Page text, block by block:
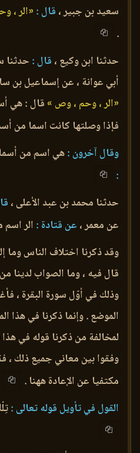
سعيد بن جبير ، قال : «الر ،
.
حدثنا ابن وكيع ، قال : حدثنا
أبي عوانة ، عن إسماعيل بن
«الر ، وحم ، وص » قال : هي
فإذا وصلتها كانت اسما من
وقال آخرون :هي اسم من
:
حدثنا محمد بن عبد الأعلى ،
عن معمر ، عن قتادة : الر اسم
وقد ذكرنا اختلاف الناس وما
قال فيه ، وما الصواب لدينا
وذلك في أوّل سورة البقرة ،
الموضع . وإنما ذكرنا في هذا
لمخالفة من ذكرنا قوله في
وفقوا بين معاني جميع ذلك ،
مكتفيا عن الإعادة ههنا .
القول في تأويل قوله تعالى :